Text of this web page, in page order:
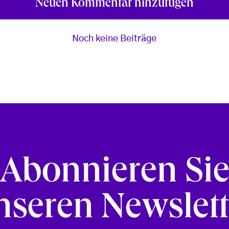
Neuen Kommentar hinzufügen
Noch keine Beiträge
Abonnieren Sie